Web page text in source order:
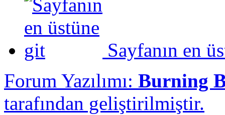
Sayfanın en
Forum Yazılımı: Burning
tarafından geliştirilmiştir.